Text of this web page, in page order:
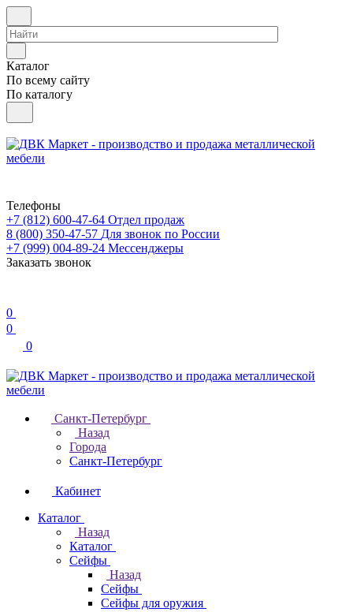
Каталог
По всему сайту
По каталогу
Телефоны
+7 (812) 600-47-64 Отдел продаж
8 (800) 350-47-57 Для звонок по России
+7 (999) 004-89-24 Мессенджеры
Заказать звонок
0
0
0
Санкт-Петербург
Назад
Города
Санкт-Петербург
Кабинет
Каталог
Назад
Каталог
Cейфы
Назад
Cейфы
Cейфы для оружия